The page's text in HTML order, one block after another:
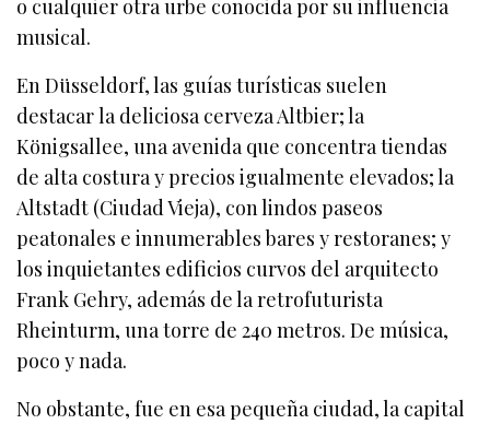
o cualquier otra urbe conocida por su influencia
musical.
En Düsseldorf, las guías turísticas suelen
destacar la deliciosa cerveza Altbier; la
Königsallee, una avenida que concentra tiendas
de alta costura y precios igualmente elevados; la
Altstadt (Ciudad Vieja), con lindos paseos
peatonales e innumerables bares y restoranes; y
los inquietantes edificios curvos del arquitecto
Frank Gehry, además de la retrofuturista
Rheinturm, una torre de 240 metros. De música,
poco y nada.
No obstante, fue en esa pequeña ciudad, la capital